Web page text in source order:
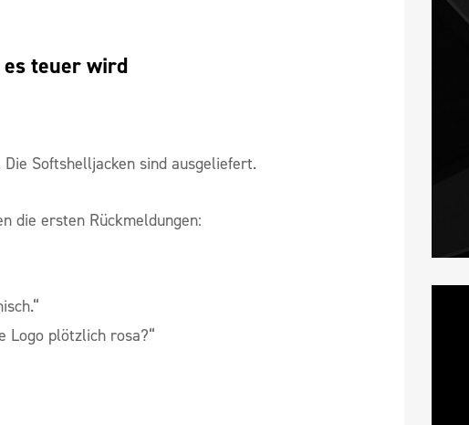
teuer wird
Softshelljacken sind ausgeliefert.
die ersten Rückmeldungen:
Logo plötzlich rosa?“